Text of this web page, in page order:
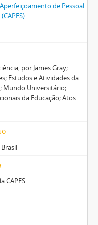
de Pessoal
por James Gray;
Estudos e Atividades da
Mundo Universitário;
da Educação; Atos
CAPES